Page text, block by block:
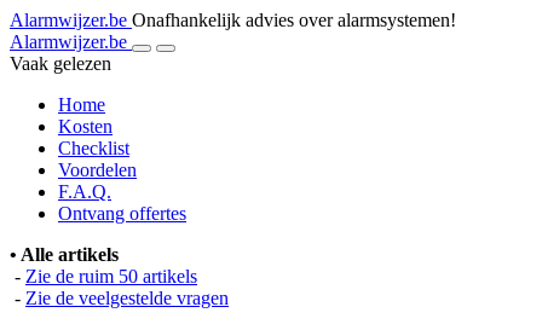
Alarmwijzer.be Onafhankelijk advies over alarmsystemen!
Alarmwijzer.be
Vaak gelezen
Home
Kosten
Checklist
Voordelen
F.A.Q.
Ontvang offertes
• Alle artikels
- Zie de ruim 50 artikels
- Zie de veelgestelde vragen